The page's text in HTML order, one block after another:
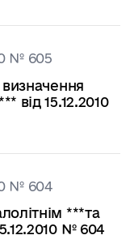
№ 605
від 15.12.2010
№ 604
***та
№ 604